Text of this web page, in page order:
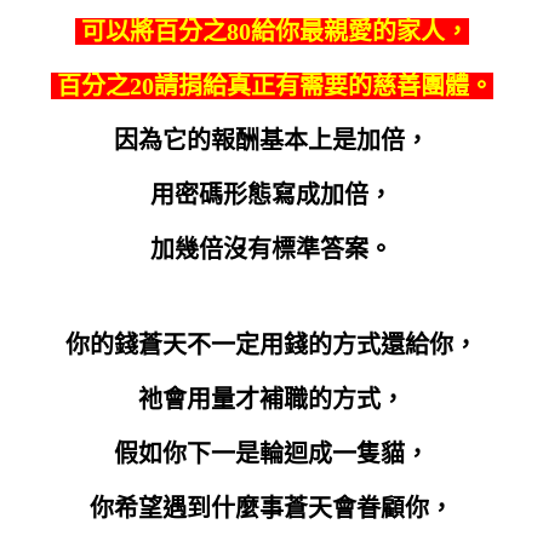
可以將百分之80給你最親愛的家人，
百分之20請捐給真正有需要的慈善團體。
因為它的報酬基本上是加倍，
用密碼形態寫成加倍，
加幾倍沒有標準答案。
你的錢蒼天不一定用錢的方式還給你，
祂會用量才補職的方式，
假如你下一是輪迴成一隻貓，
你希望遇到什麼事蒼天會眷顧你，